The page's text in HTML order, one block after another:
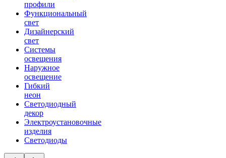
профили
Функциональный
свет
Дизайнерский
свет
Системы
освещения
Наружное
освещение
Гибкий
неон
Светодиодный
декор
Электроустановочные
изделия
Светодиоды